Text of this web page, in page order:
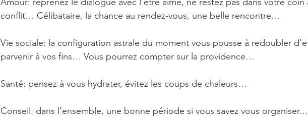
conflit… Célibataire, la chance au rendez-vous, une belle rencontre…
Vie sociale: la configuration astrale du moment vous pousse à redoubler
parvenir à vos fins… Vous pourrez compter sur la providence…
Santé: pensez à vous hydrater, évitez les coups de chaleurs…
Conseil: dans l’ensemble, une bonne période si vous savez vous organiser…